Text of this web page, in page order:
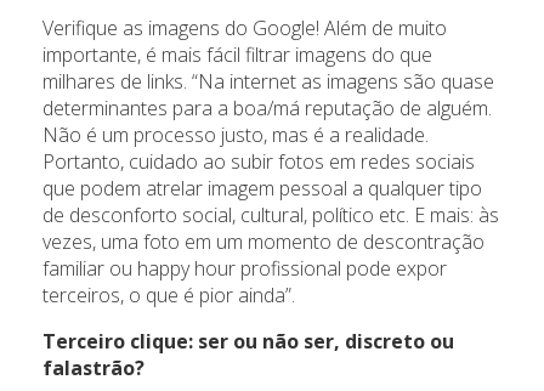
Verifique as imagens do Google! Além de muito
importante, é mais fácil filtrar imagens do que
milhares de links. “Na internet as imagens são quase
determinantes para a boa/má reputação de alguém.
Não é um processo justo, mas é a realidade.
Portanto, cuidado ao subir fotos em redes sociais
que podem atrelar imagem pessoal a qualquer tipo
de desconforto social, cultural, político etc. E mais: às
vezes, uma foto em um momento de descontração
familiar ou happy hour profissional pode expor
terceiros, o que é pior ainda”.
Terceiro clique: ser ou não ser, discreto ou
falastrão?